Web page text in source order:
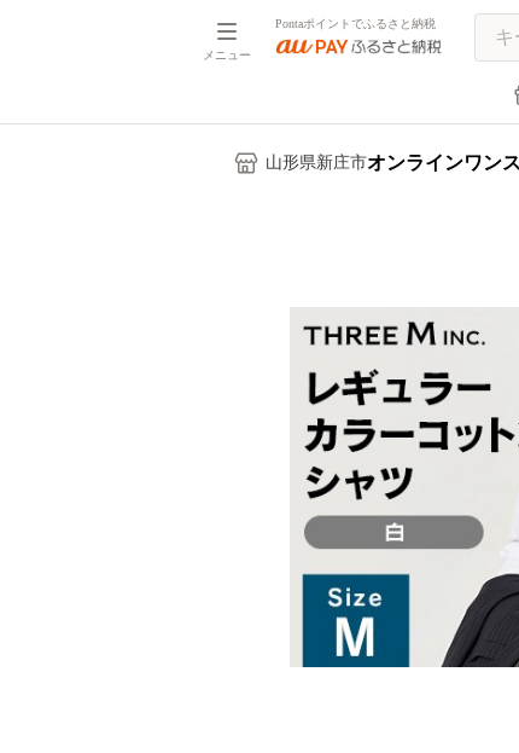
メニュー
Pontaポイントでふるさと納税
山形県新庄市オンラインワン